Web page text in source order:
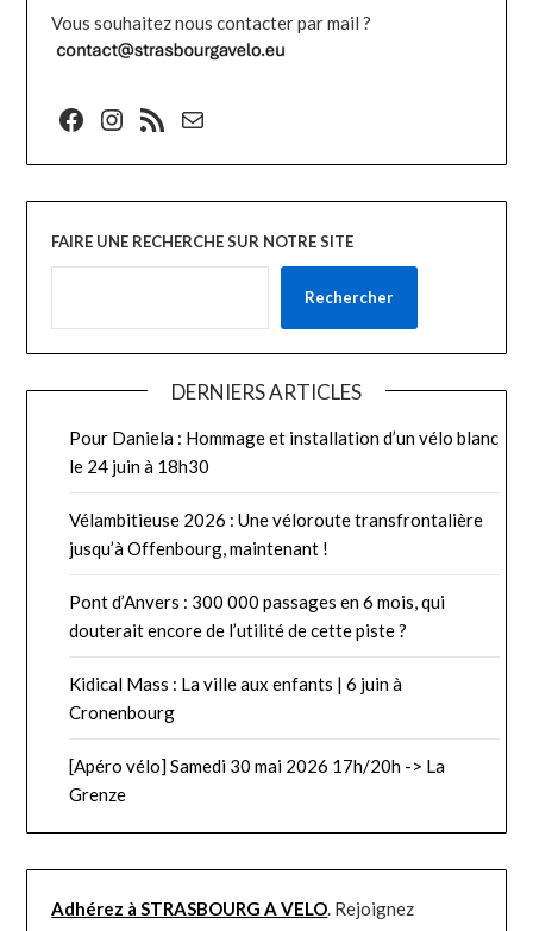
Vous souhaitez nous contacter par mail ?
Facebook
Instagram
Flux RSSE-mail
FAIRE UNE RECHERCHE SUR NOTRE SITE
Rechercher
DERNIERS ARTICLES
Pour Daniela : Hommage et installation d’un vélo blanc
le 24 juin à 18h30
Vélambitieuse 2026 : Une véloroute transfrontalière
jusqu’à Offenbourg, maintenant !
Pont d’Anvers : 300 000 passages en 6 mois, qui
douterait encore de l’utilité de cette piste ?
Kidical Mass : La ville aux enfants | 6 juin à
Cronenbourg
[Apéro vélo] Samedi 30 mai 2026 17h/20h -> La
Grenze
Adhérez à STRASBOURG A VELO. Rejoignez